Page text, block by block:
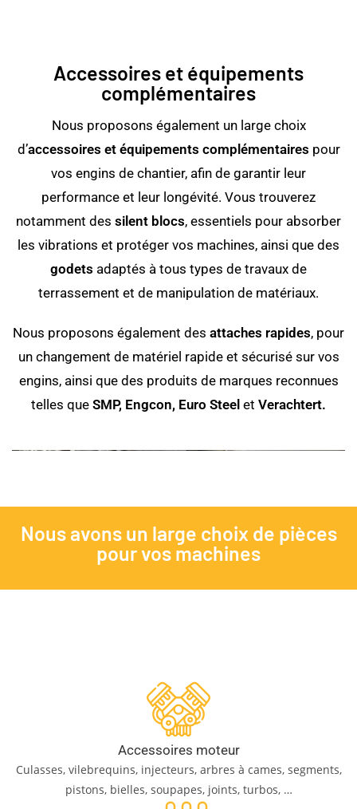
Accessoires et équipements
complémentaires
Nous proposons également un large choix
d’accessoires et équipements complémentaires pour
vos engins de chantier, afin de garantir leur
performance et leur longévité. Vous trouverez
notamment des silent blocs, essentiels pour absorber
les vibrations et protéger vos machines, ainsi que des
godets adaptés à tous types de travaux de
terrassement et de manipulation de matériaux.
Nous proposons également des attaches rapides, pour
un changement de matériel rapide et sécurisé sur vos
engins, ainsi que des produits de marques reconnues
telles que SMP, Engcon, Euro Steel et Verachtert.
Nous avons un large choix de pièces
pour vos machines
Accessoires moteur
Culasses, vilebrequins, injecteurs, arbres à cames, segments,
pistons, bielles, soupapes, joints, turbos, …